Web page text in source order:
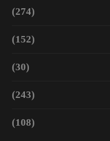
(274)
(152)
(30)
(243)
(108)